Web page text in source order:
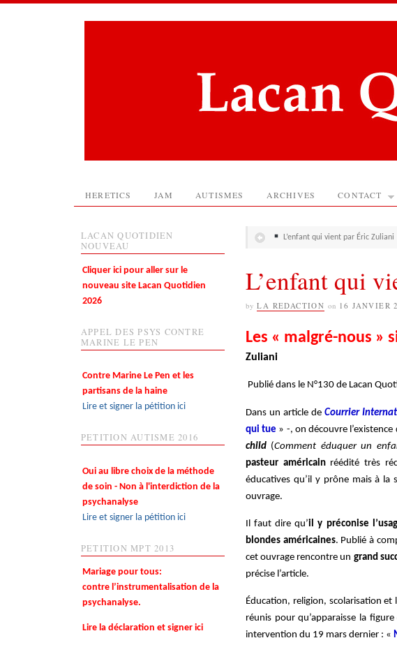
HERETICS JAM AUTISMES ARCHIVES CONTACT
L’enfant qui vient par Éric Zuliani
L’enfant qui
by LA REDACTION on 16 JANVIER
Les « malgré-nous »
Zuliani
Publié dans le N°130 de Lacan
Dans un article de Courrier
qui tue » -, on découvre
child (Comment éduquer un
pasteur américainréédité très
éducatives qu’il y prône mais à
ouvrage.
Il faut dire qu’il y préconise
blondes américaines. Publié à
cet ouvrage rencontre un grand
précise l’article.
Éducation, religion, scolarisation
réunis pour qu’apparaisse la
intervention du 19 mars dernier : «
LACAN QUOTIDIEN
NOUVEAU
Cliquer ici pour aller sur le
nouveau site Lacan Quotidien
2026
APPEL DES PSYS CONTRE
MARINE LE PEN
Contre Marine Le Pen et les
partisans de la haine
Lire et signer la pétition ici
PETITION AUTISME 2016
Oui au libre choix de la méthode
de soin - Non à l'interdiction de la
psychanalyse
Lire et signer la pétition ici
PETITION MPT 2013
Mariage pour tous:
contre l’instrumentalisation de la
psychanalyse.
Lire la déclaration et signer ici